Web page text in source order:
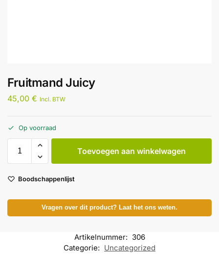
Fruitmand Juicy
45,00 € Incl. BTW
Op voorraad
Toevoegen aan winkelwagen
Boodschappenlijst
Vragen over dit product? Laat het ons weten.
Artikelnummer: 306
Categorie: Uncategorized